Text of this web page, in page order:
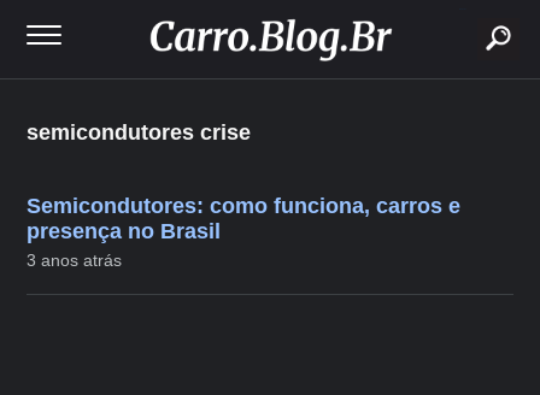
semicondutores crise
Semicondutores: como funciona, carros e
presença no Brasil
3 anos atrás